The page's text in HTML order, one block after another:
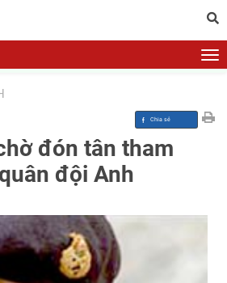
đón tân tham
đội Anh